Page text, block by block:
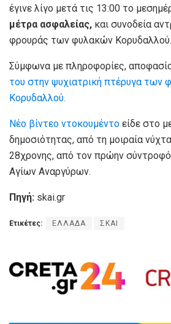
έγινε λίγο μετά τις 13:00 το
μέτρα ασφαλείας, και συνοδεία
φρουράς των φυλακών Κορυδαλλού.
Σύμφωνα με πληροφορίες,
του στην ψυχιατρική πτέρυγα των
Κορυδαλλού.
Nέο βίντεο ντοκουμέντο είδε στο
δημοσιότητας, από τη μοιραία
28χρονης, από τον πρώην
Αγίων Αναργύρων.
Πηγή: skai.gr
Ετικέτες: ΕΛΛΑΔΑ ΣΚΑΙ